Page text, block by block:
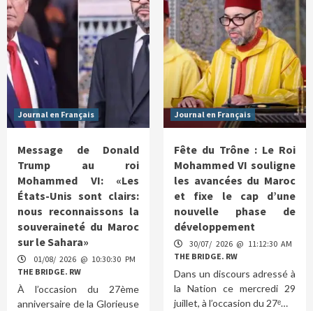
Journal en Français
Message de Donald
Trump au roi
Mohammed VI: «Les
États-Unis sont clairs:
nous reconnaissons la
souveraineté du Maroc
sur le Sahara»
01/08/ 2026 @ 10:30:30 PM
THE BRIDGE. RW
À l’occasion du 27ème
anniversaire de la Glorieuse
Journal en Français
Fête du Trône : Le Roi
Mohammed VI souligne
les avancées du Maroc
et fixe le cap d’une
nouvelle phase de
développement
30/07/ 2026 @ 11:12:30 AM
THE BRIDGE. RW
Dans un discours adressé à
la Nation ce mercredi 29
juillet, à l’occasion du 27ᵉ…